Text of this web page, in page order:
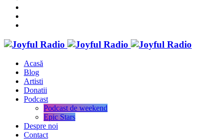
Acasă
Blog
Artisti
Donatii
Podcast
Podcast de weekend
Epic Stars
Despre noi
Contact